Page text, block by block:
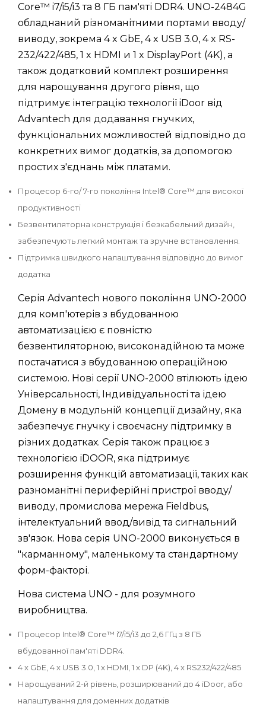
Core™ i7/i5/i3 та 8 ГБ пам'яті DDR4. UNO-2484G
обладнаний різноманітними портами вводу/
виводу, зокрема 4 x GbE, 4 x USB 3.0, 4 x RS-
232/422/485, 1 x HDMI и 1 x DisplayPort (4K), а
також додатковий комплект розширення
для нарощування другого рівня, що
підтримує інтеграцію технології iDoor від
Advantech для додавання гнучких,
функціональних можливостей відповідно до
конкретних вимог додатків, за допомогою
простих з'єднань між платами.
Процесор 6-го/ 7-го покоління Intel® Core™ для високої
продуктивності
Безвентиляторна конструкція і безкабельний дизайн,
забезпечують легкий монтаж та зручне встановлення.
Підтримка швидкого налаштування відповідно до вимог
додатка
Серія Advantech нового покоління UNO-2000
для комп'ютерів з вбудованною
автоматизацією є повністю
безвентиляторною, високонадійною та може
постачатися з вбудованною операційною
системою. Нові серії UNO-2000 втілюють ідею
Універсальності, Індивідуальності та ідею
Домену в модульній концепції дизайну, яка
забезпечує гнучку і своєчасну підтримку в
різних додатках. Серія також працює з
технологією iDOOR, яка підтримує
розширення функцій автоматизації, таких как
разноманітні периферійні пристрої вводу/
виводу, промислова мережа Fieldbus,
інтелектуальний ввод/вивід та сигнальний
зв'язок. Нова серія UNO-2000 виконується в
"карманному", маленькому та стандартному
форм-факторі.
Нова система UNO - для розумного
виробництва.
Процесор Intel® Core™ i7/i5/i3 до 2,6 ГГц з 8 ГБ
вбудованної пам'яті DDR4.
4 x GbE, 4 x USB 3.0, 1 x HDMI, 1 x DP (4K), 4 x RS232/422/485
Нарощуваний 2-й рівень, розширюваний до 4 iDoor, або
налаштування для доменних додатків